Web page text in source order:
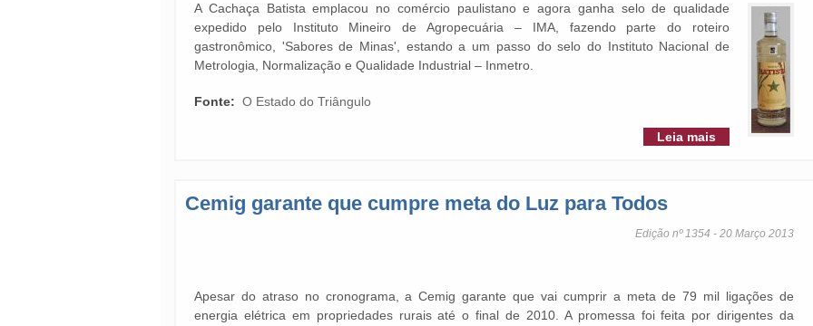
A Cachaça Batista emplacou no comércio paulistano e agora ganha selo de qualidade
expedido pelo Instituto Mineiro de Agropecuária – IMA, fazendo parte do roteiro
gastronômico, 'Sabores de Minas', estando a um passo do selo do Instituto Nacional de
Metrologia, Normalização e Qualidade Industrial – Inmetro.
Fonte: O Estado do Triângulo
Leia mais
Cemig garante que cumpre meta do Luz para Todos
Edição nº 1354 - 20 Março 2013
Apesar do atraso no cronograma, a Cemig garante que vai cumprir a meta de 79 mil ligações de
energia elétrica em propriedades rurais até o final de 2010. A promessa foi feita por dirigentes da